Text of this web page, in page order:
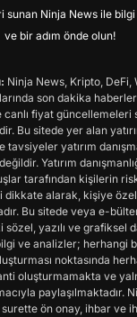
sunan Ninja News ile
ve bir adım önde olun!
Ninja News, Kripto, DeFi,
son dakika
fiyat güncellemeleri
Bu sitede yer alan
tavsiyeler yatırım
Yatırım
tarafından kişilerin
dikkate alarak, kişiye
Bu sitede veya e-
sözel, yazılı ve grafiksel
ve analizler; herhangi
noktasında
oluşturmamakta ve
paylaşılmaktadır.
ön onay, ihbar ve